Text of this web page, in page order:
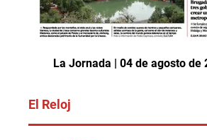
La Jornada | 04 de agosto de
El Reloj